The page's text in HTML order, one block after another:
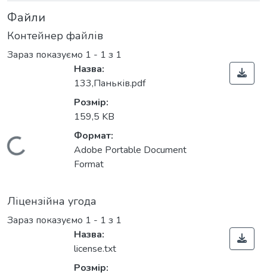
Файли
Контейнер файлів
Зараз показуємо 1 - 1 з 1
Вантажиться...
Назва:
133,Паньків.pdf
Розмір:
159,5 KB
Формат:
Adobe Portable Document
Format
Ліцензійна угода
Зараз показуємо 1 - 1 з 1
Назва:
license.txt
Розмір: